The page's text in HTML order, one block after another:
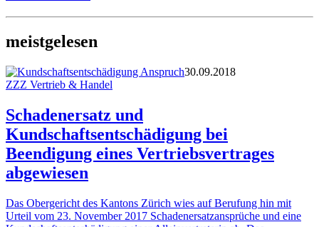
meistgelesen
30.09.2018
ZZZ Vertrieb & Handel
Schadenersatz und
Kundschaftsentschädigung bei
Beendigung eines Vertriebsvertrages
abgewiesen
Das Obergericht des Kantons Zürich wies auf Berufung hin mit
Urteil vom 23. November 2017 Schadenersatzansprüche und eine